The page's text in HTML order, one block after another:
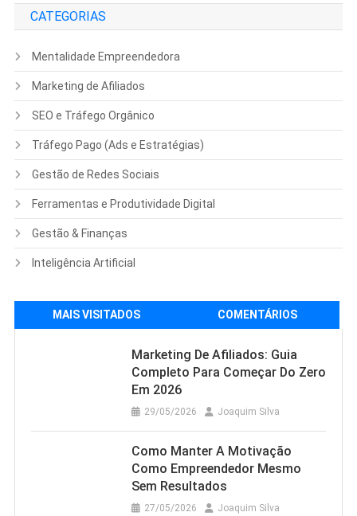
CATEGORIAS
Mentalidade Empreendedora
Marketing de Afiliados
SEO e Tráfego Orgânico
Tráfego Pago (Ads e Estratégias)
Gestão de Redes Sociais
Ferramentas e Produtividade Digital
Gestão & Finanças
Inteligência Artificial
MAIS VISITADOS COMENTÁRIOS
Marketing De Afiliados: Guia
Completo Para Começar Do Zero
Em 2026
29/05/2026 Joaquim Silva
Como Manter A Motivação
Como Empreendedor Mesmo
Sem Resultados
27/05/2026 Joaquim Silva